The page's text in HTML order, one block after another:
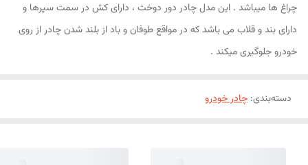
چراغ ها میباشد . این مدل چادر دور دوخت ، دارای کش در سمت سپرها و
دارای بند و قلاب می باشد که در مواقع طوفان و باد از بلند شدن چادر از روی
خودرو جلوگیری میکند .
دسته‌بندی: چادر خودرو